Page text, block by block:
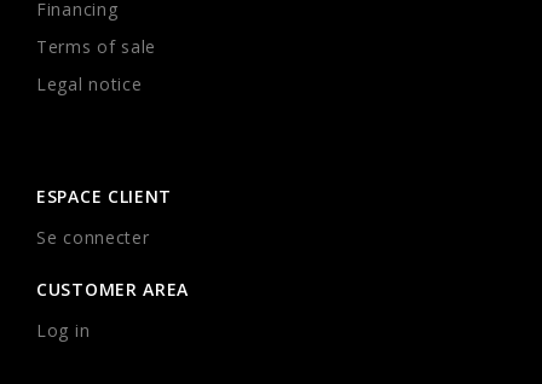
Financing
Terms of sale
Legal notice
ESPACE CLIENT
Se connecter
CUSTOMER AREA
Log in